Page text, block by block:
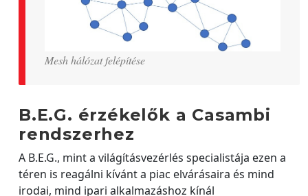
Mesh hálózat felépítése
B.E.G. érzékelők a Casambi
rendszerhez
A B.E.G., mint a világításvezérlés specialistája ezen a
téren is reagálni kívánt a piac elvárásaira és mind
irodai, mind ipari alkalmazáshoz kínál